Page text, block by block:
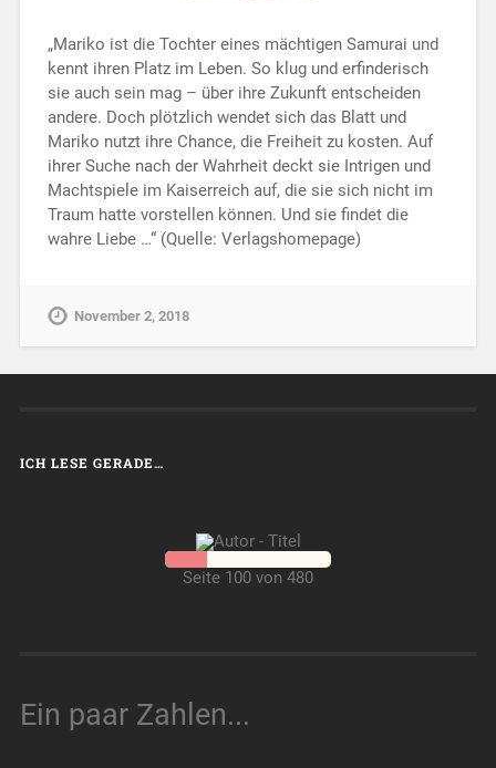
„Mariko ist die Tochter eines mächtigen Samurai und
kennt ihren Platz im Leben. So klug und erfinderisch
sie auch sein mag – über ihre Zukunft entscheiden
andere. Doch plötzlich wendet sich das Blatt und
Mariko nutzt ihre Chance, die Freiheit zu kosten. Auf
ihrer Suche nach der Wahrheit deckt sie Intrigen und
Machtspiele im Kaiserreich auf, die sie sich nicht im
Traum hatte vorstellen können. Und sie findet die
wahre Liebe …“ (Quelle: Verlagshomepage)
November 2, 2018
ICH LESE GERADE…
Seite 100 von 480
Ein paar Zahlen...